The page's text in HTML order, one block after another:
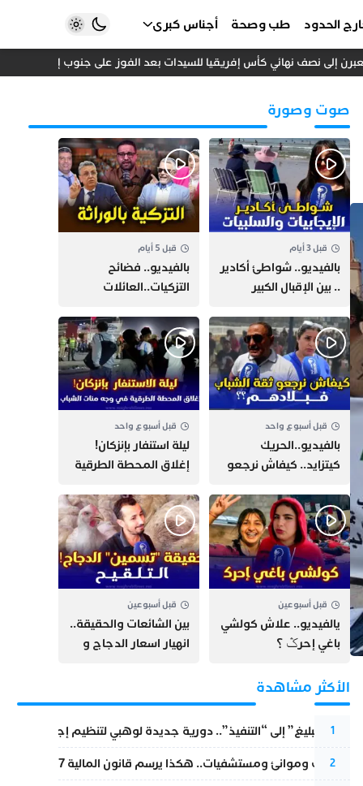
الحدود طب وصحة أجناس كبرى
إلى نصف نهائي كأس إفريقيا للسيدات بعد الفوز على جنوب إفريقيا
صوت وصورة
قبل 3 أيام
بالفيديو.. شواطئ أكادير
.. بين الإقبال الكبير
الازدحام وغلاء الكراء
قبل 5 أيام
بالفيديو.. فضائح
التزكيات..العائلات
وقصة “وهبي”
و”السيمو” تثير الجدل
قبل أسبوع واحد
بالفيديو..الحريك
كيتزايد.. كيفاش نرجعو
قبل أسبوع واحد
​ليلة استنفار بإنزكان!
إغلاق المحطة الطرقية
اللحاق بـ”هروب سبتة”
قبل أسبوعين
يالفيديو.. علاش كولشي
باغي إحرݣ ؟
قبل أسبوعين
بين الشائعات والحقيقة..
انهيار اسعار الدجاج و
الأكثر مشاهدة
1
من “التبليغ” إلى “التنفيذ”.. دورية جديدة لوهبي لتنظيم إجراءات
2
قطارات وموانئ ومستشفيات.. هكذا يرسم قانون المالية 2027 خارطة المغرب المقبل